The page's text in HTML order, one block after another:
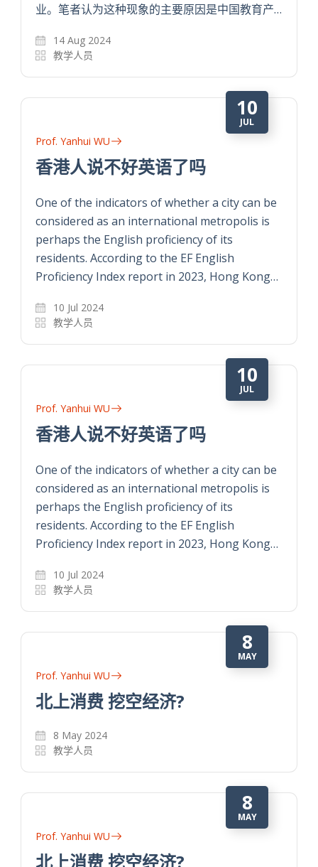
业。笔者认为这种现象的主要原因是中国教育产…
14 Aug 2024
教学人员
10
JUL
Prof. Yanhui WU
香港人说不好英语了吗
One of the indicators of whether a city can be
considered as an international metropolis is
perhaps the English proficiency of its
residents. According to the EF English
Proficiency Index report in 2023, Hong Kong…
10 Jul 2024
教学人员
10
JUL
Prof. Yanhui WU
香港人说不好英语了吗
One of the indicators of whether a city can be
considered as an international metropolis is
perhaps the English proficiency of its
residents. According to the EF English
Proficiency Index report in 2023, Hong Kong…
10 Jul 2024
教学人员
8
MAY
Prof. Yanhui WU
北上消费 挖空经济?
8 May 2024
教学人员
8
MAY
Prof. Yanhui WU
北上消费 挖空经济?